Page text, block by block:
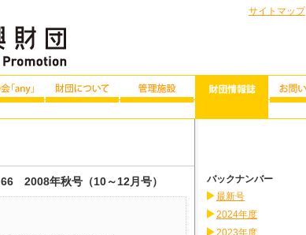
サイトマップ
2008年秋号（10～12月号）
バックナンバー
最新号
2024年度
2023年度